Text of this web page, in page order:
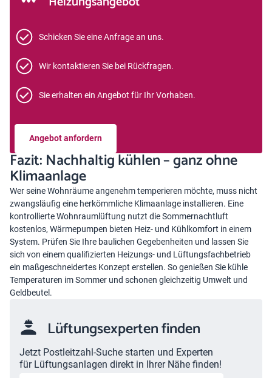
Schicken Sie eine Anfrage an uns.
Wir kontaktieren Sie bei Rückfragen.
Sie erhalten ein Angebot für Ihr Vorhaben.
Angebot anfordern
Fazit: Nachhaltig kühlen – ganz ohne
Klimaanlage
Wer seine Wohnräume angenehm temperieren möchte, muss nicht
zwangsläufig eine herkömmliche Klimaanlage installieren. Eine
kontrollierte Wohnraumlüftung nutzt die Sommernachtluft
kostenlos, Wärmepumpen bieten Heiz- und Kühlkomfort in einem
System. Prüfen Sie Ihre baulichen Gegebenheiten und lassen Sie
sich von einem qualifizierten Heizungs- und Lüftungsfachbetrieb
ein maßgeschneidertes Konzept erstellen. So genießen Sie kühle
Temperaturen im Sommer und schonen gleichzeitig Umwelt und
Geldbeutel.
Lüftungsexperten finden
Jetzt Postleitzahl-Suche starten und Experten
für Lüftungsanlagen direkt in Ihrer Nähe finden!